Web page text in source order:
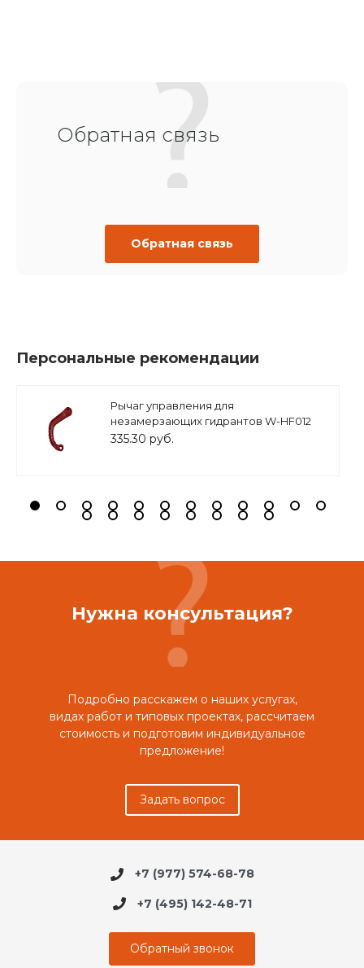
Обратная связь
Обратная связь
Персональные рекомендации
Рычаг управления для
незамерзающих гидрантов W-HF012
(арт. W-HL01) / Запчасть для
335.30 руб.
Нужна консультация?
Подробно расскажем о наших услугах,
видах работ и типовых проектах, рассчитаем
стоимость и подготовим индивидуальное
предложение!
Задать вопрос
+7 (977) 574-68-78
+7 (495) 142-48-71
Обратный звонок